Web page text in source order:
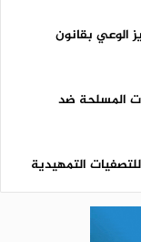
الوعي بقانون
المسلحة ضد
التمهيدية